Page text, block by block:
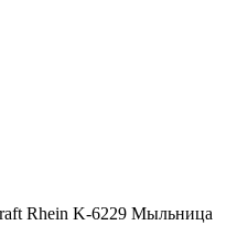
Rhein K-6229 Мыльница